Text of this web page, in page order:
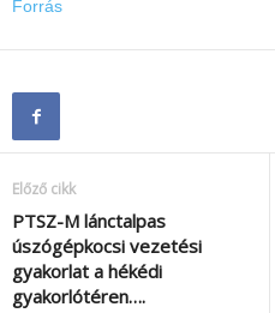
Forrás
Előző cikk
PTSZ-M lánctalpas
úszógépkocsi vezetési
gyakorlat a hékédi
gyakorlótéren….